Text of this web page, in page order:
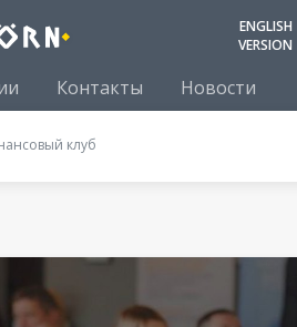
ENGLISH
VERSION
Контакты Новости
клуб